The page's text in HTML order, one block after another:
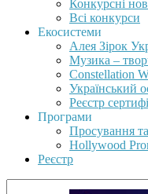
Конкурсні
Всі конкурси
Екосистеми
Алея Зірок
Музика –
Constellation
Український
Реєстр
Програми
Просування
Hollywood
Реєстр